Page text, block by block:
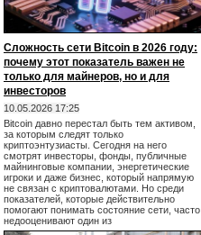
Сложность сети Bitcoin в 2026 году:
почему этот показатель важен не
только для майнеров, но и для
инвесторов
10.05.2026 17:25
Bitcoin давно перестал быть тем активом,
за которым следят только
криптоэнтузиасты. Сегодня на него
смотрят инвесторы, фонды, публичные
майнинговые компании, энергетические
игроки и даже бизнес, который напрямую
не связан с криптовалютами. Но среди
показателей, которые действительно
помогают понимать состояние сети, часто
недооценивают один из